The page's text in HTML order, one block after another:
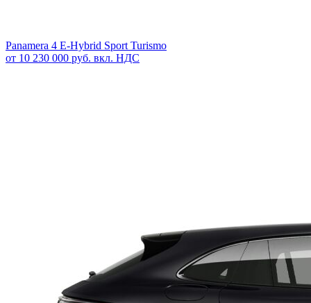
Panamera 4 E-Hybrid Sport Turismo
от 10 230 000 руб. вкл. НДС